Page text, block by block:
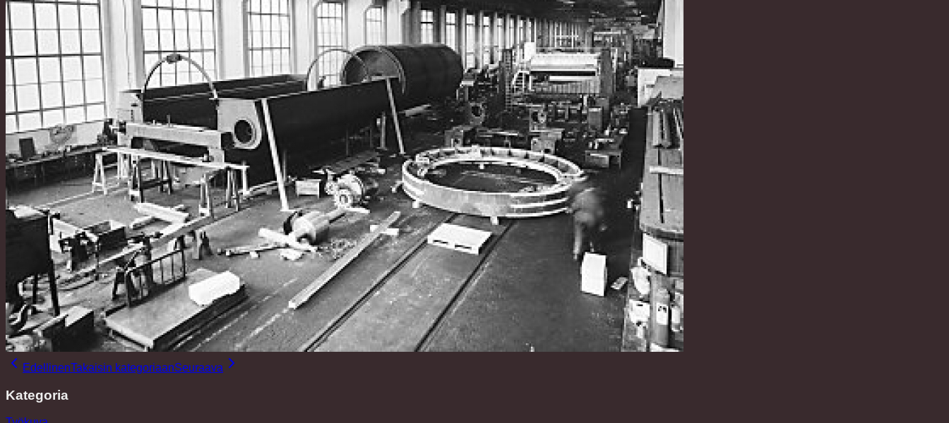
EdellinenTakaisin kategoriaanSeuraava
Kategoria